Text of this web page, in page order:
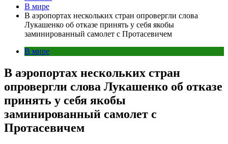
В мире
В аэропортах нескольких стран опровергли слова
Лукашенко об отказе принять у себя якобы
заминированный самолет c Протасевичем
В мире
В аэропортах нескольких стран
опровергли слова Лукашенко об отказе
принять у себя якобы
заминированный самолет c
Протасевичем